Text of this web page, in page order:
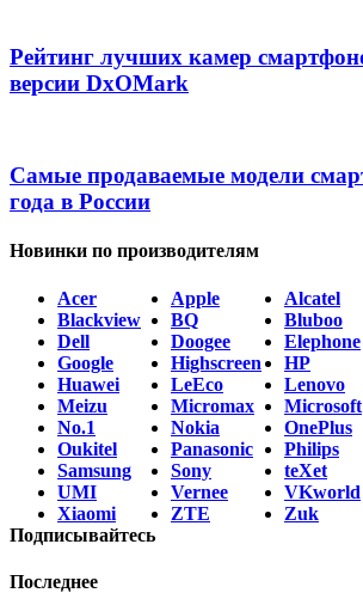
Рейтинг лучших камер
версии DxOMark
Самые продаваемые модели
года в России
Новинки по производителям
Acer Apple Alcatel
Blackview
BQ Bluboo
Dell
Doogee Elephone
Google
Highscreen HP
Huawei
LeEco Lenovo
Meizu
Micromax Microsoft
No.1
Nokia OnePlus
Oukitel
Panasonic Philips
Samsung
Sony teXet
UMI
Vernee VKworld
Xiaomi
ZTE
Zuk
Подписывайтесь
Последнее